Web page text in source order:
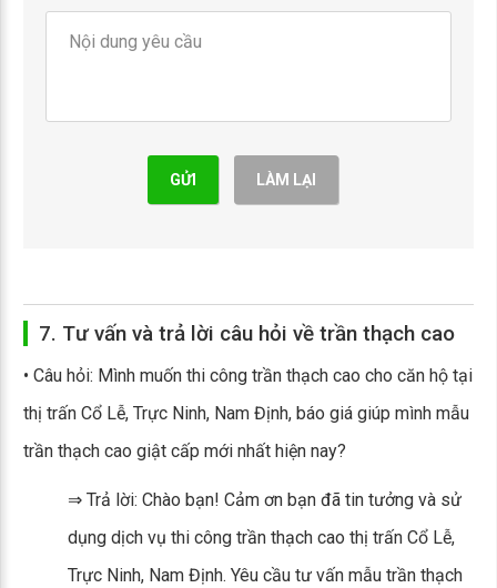
GỬI LÀM LẠI
7. Tư vấn và trả lời câu hỏi về trần thạch cao
• Câu hỏi: Mình muốn thi công trần thạch cao cho căn hộ tại
thị trấn Cổ Lễ, Trực Ninh, Nam Định, báo giá giúp mình mẫu
trần thạch cao giật cấp mới nhất hiện nay?
⇒ Trả lời: Chào bạn! Cảm ơn bạn đã tin tưởng và sử
dụng dịch vụ thi công trần thạch cao thị trấn Cổ Lễ,
Trực Ninh, Nam Định. Yêu cầu tư vấn mẫu trần thạch